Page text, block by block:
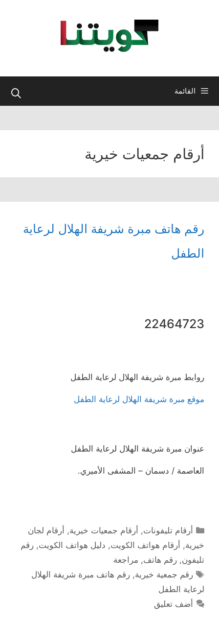
القائمة
أرقام جمعيات خيرية
رقم هاتف مبرة شريفة الهلال لرعاية
الطفل
22464723
روابط مبرة شريفة الهلال لرعاية الطفل
موقع مبرة شريفة الهلال لرعاية الطفل
عنوان مبرة شريفة الهلال لرعاية الطفل
العاصمة / دسمان – المشفى الأميري.
التصنيفات
أرقام تليفونات, أرقام جمعيات خيرية, أرقام لجان
خيرية, أرقام هواتف الكويت, دليل هواتف الكويت, رقم
تليفون, رقم هاتف, مراجعة
الوسوم
رقم جمعية خيرية,رقم هاتف مبرة شريفة الهلال
لرعاية الطفل
أضف تعليق